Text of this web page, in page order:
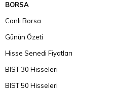
BORSA
Canlı Borsa
Günün Özeti
Hisse Senedi Fiyatları
BIST 30 Hisseleri
BIST 50 Hisseleri